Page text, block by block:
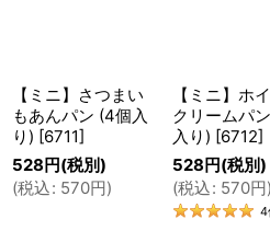
数々いただくお声の中でも、
オープンした初期の頃から特
「このパン、うちの子にはち
【ミニ】さつまい
もあんパン (4個入
り) [6711]
528 円(税別)
(税込: 570円)
【ミニ】ホ
クリームパ
入り) [6712]
528 円(税別)
(税込: 570円)
4